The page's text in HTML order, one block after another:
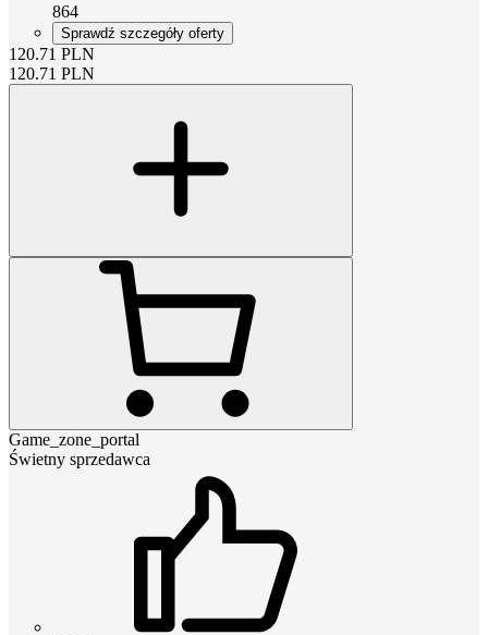
864
Sprawdź szczegóły oferty
120.71 PLN
120.71 PLN
Game_zone_portal
Świetny sprzedawca